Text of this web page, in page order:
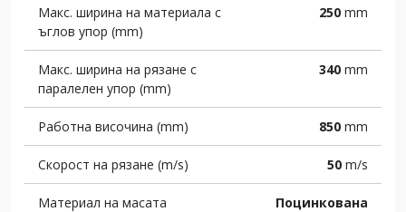
Макс. ширина на материала с
ъглов упор (mm)
250 mm
Макс. ширина на рязане с
паралелен упор (mm)
340 mm
Работна височина (mm) 850 mm
Скорост на рязане (m/s) 50 m/s
Материал на масата
Поцинкована